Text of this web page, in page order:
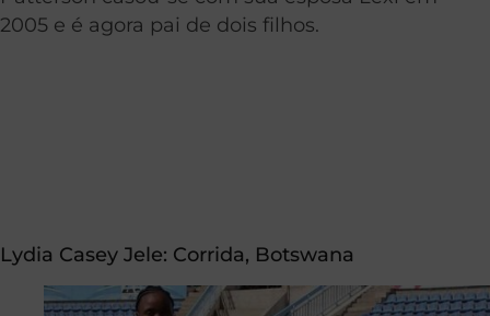
2005 e é agora pai de dois filhos.
Lydia Casey Jele: Corrida, Botswana